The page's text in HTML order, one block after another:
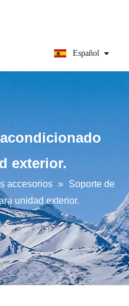
Español
exterior.
accesorios » Soporte de
unidad exterior.